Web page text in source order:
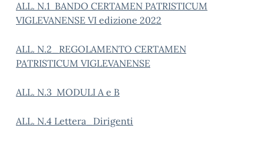
ALL. N.1 BANDO CERTAMEN PATRISTICUM
VIGLEVANENSE VI edizione 2022
ALL. N.2_REGOLAMENTO CERTAMEN
PATRISTICUM VIGLEVANENSE
ALL. N.3 MODULI A e B
ALL. N.4 Lettera_Dirigenti